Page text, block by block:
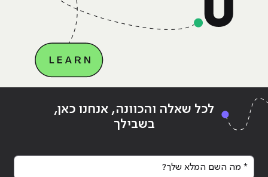
Continue reading
המידע האישי שלכם ברשתות החברתיות?"
לכל שאלה והכוונה, אנחנו כאן,
בשבילך
* מה השם המלא שלך?